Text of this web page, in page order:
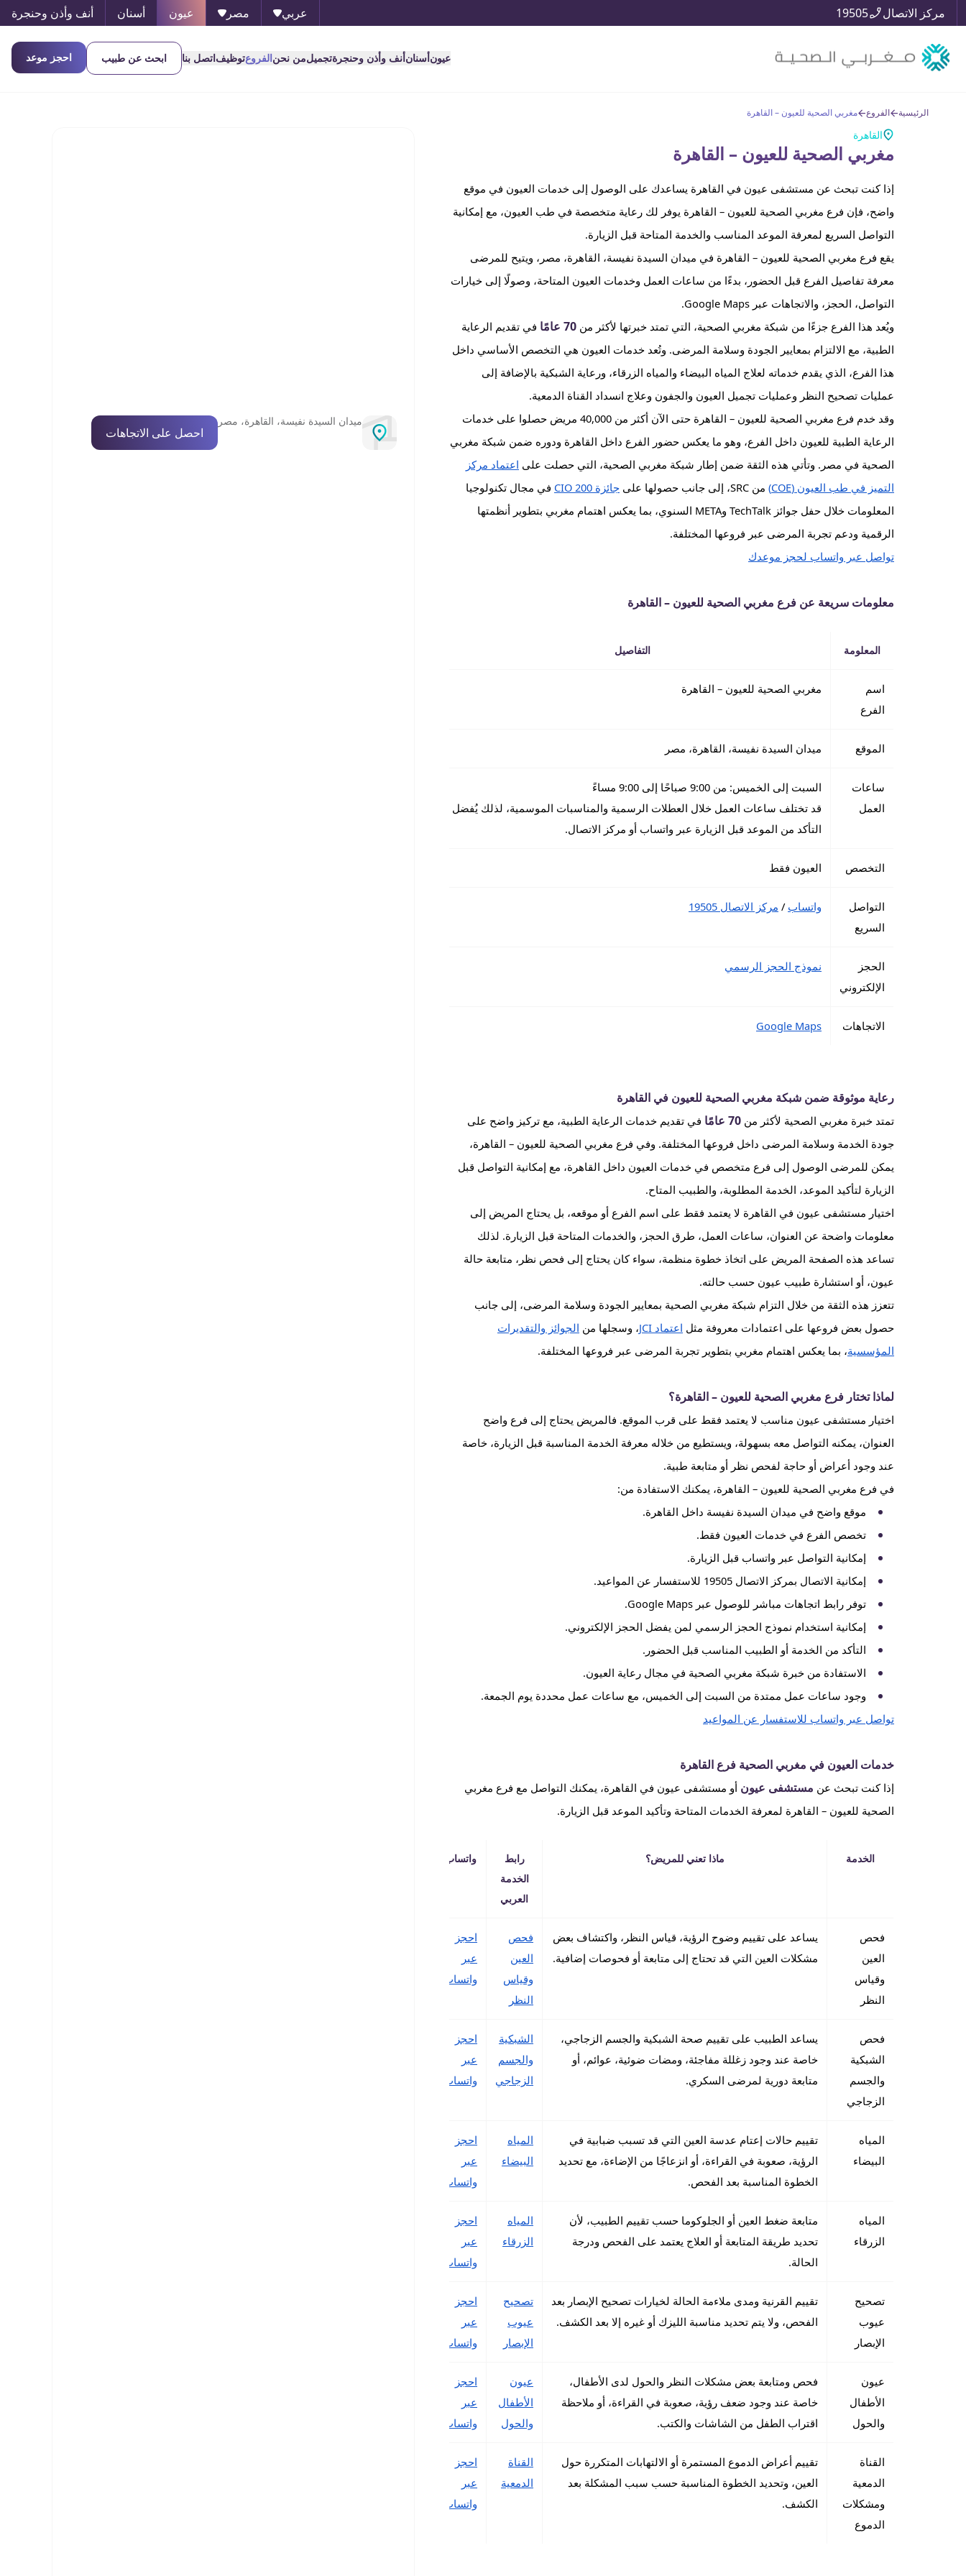
مركز الاتصال 19505 عربي مصر عيون أسنان أنف وأذن وحنجرة
عيونأسنانأنف وأذن وحنجرةتجميلمن نحنالفروعتوظيفاتصل بنا ابحث عن طبيب احجز موعد
الرئيسية الفروع مغربي الصحية للعيون – القاهرة
القاهرة
مغربي الصحية للعيون – القاهرة
إذا كنت تبحث عن مستشفى عيون في القاهرة يساعدك على الوصول إلى خدمات العيون في موقع
واضح، فإن فرع مغربي الصحية للعيون – القاهرة يوفر لك رعاية متخصصة في طب العيون، مع إمكانية
التواصل السريع لمعرفة الموعد المناسب والخدمة المتاحة قبل الزيارة.
يقع فرع مغربي الصحية للعيون – القاهرة في ميدان السيدة نفيسة، القاهرة، مصر، ويتيح للمرضى
معرفة تفاصيل الفرع قبل الحضور، بدءًا من ساعات العمل وخدمات العيون المتاحة، وصولًا إلى خيارات
التواصل، الحجز، والاتجاهات عبر Google Maps.
ويُعد هذا الفرع جزءًا من شبكة مغربي الصحية، التي تمتد خبرتها لأكثر من 70 عامًا
في تقديم الرعاية
الطبية، مع الالتزام بمعايير الجودة وسلامة المرضى. وتُعد خدمات العيون هي التخصص الأساسي داخل
هذا الفرع، الذي يقدم خدماته لعلاج المياه البيضاء والمياه الزرقاء، ورعاية الشبكية بالإضافة إلى
عمليات تصحيح النظر وعمليات تجميل العيون والجفون وعلاج انسداد القناة الدمعية.
وقد خدم فرع مغربي الصحية للعيون – القاهرة حتى الآن أكثر من 40,000 مريض حصلوا على خدمات
الرعاية الطبية للعيون داخل الفرع، وهو ما يعكس حضور الفرع داخل القاهرة ودوره ضمن شبكة مغربي
الصحية في مصر. وتأتي هذه الثقة ضمن إطار شبكة مغربي الصحية، التي حصلت على اعتماد مركز
التميز في طب العيون (COE)
من SRC، إلى جانب حصولها على جائزة CIO 200
في مجال تكنولوجيا
المعلومات خلال حفل جوائز TechTalk وMETA السنوي، بما يعكس اهتمام مغربي بتطوير أنظمتها
الرقمية ودعم تجربة المرضى عبر فروعها المختلفة.
تواصل عبر واتساب لحجز موعدك
معلومات سريعة عن فرع مغربي الصحية للعيون – القاهرة
المعلومة التفاصيل
اسم
الفرع
مغربي الصحية للعيون – القاهرة
الموقع ميدان السيدة نفيسة، القاهرة، مصر
ساعات
العمل
السبت إلى الخميس: من 9:00 صباحًا إلى 9:00 مساءً
قد تختلف ساعات العمل خلال العطلات الرسمية والمناسبات الموسمية، لذلك يُفضل
التأكد من الموعد قبل الزيارة عبر واتساب أو مركز الاتصال.
التخصص العيون فقط
التواصل
السريع
واتساب / مركز الاتصال 19505
الحجز
الإلكتروني
نموذج الحجز الرسمي
الاتجاهات Google Maps
رعاية موثوقة ضمن شبكة مغربي الصحية للعيون في القاهرة
تمتد خبرة مغربي الصحية لأكثر من
في تقديم خدمات الرعاية الطبية، مع تركيز واضح على
جودة الخدمة وسلامة المرضى داخل فروعها المختلفة. وفي فرع مغربي الصحية للعيون – القاهرة،
يمكن للمرضى الوصول إلى فرع متخصص في خدمات العيون داخل القاهرة، مع إمكانية التواصل قبل
الزيارة لتأكيد الموعد، الخدمة المطلوبة، والطبيب المتاح.
اختيار مستشفى عيون في القاهرة لا يعتمد فقط على اسم الفرع أو موقعه، بل يحتاج المريض إلى
معلومات واضحة عن العنوان، ساعات العمل، طرق الحجز، والخدمات المتاحة قبل الزيارة. لذلك
تساعد هذه الصفحة المريض على اتخاذ خطوة منظمة، سواء كان يحتاج إلى فحص نظر، متابعة حالة
عيون، أو استشارة طبيب عيون حسب حالته.
تتعزز هذه الثقة من خلال التزام شبكة مغربي الصحية بمعايير الجودة وسلامة المرضى، إلى جانب
حصول بعض فروعها على اعتمادات معروفة مثل اعتماد JCI ، وسجلها من الجوائز والتقديرات
المؤسسية، بما يعكس اهتمام مغربي بتطوير تجربة المرضى عبر فروعها المختلفة.
لماذا تختار فرع مغربي الصحية للعيون – القاهرة؟
اختيار مستشفى عيون مناسب لا يعتمد فقط على قرب الموقع. فالمريض يحتاج إلى فرع واضح
العنوان، يمكنه التواصل معه بسهولة، ويستطيع من خلاله معرفة الخدمة المناسبة قبل الزيارة، خاصة
عند وجود أعراض أو حاجة لفحص نظر أو متابعة طبية.
في فرع مغربي الصحية للعيون – القاهرة، يمكنك الاستفادة من:
موقع واضح في ميدان السيدة نفيسة داخل القاهرة.
تخصص الفرع في خدمات العيون فقط.
إمكانية التواصل عبر واتساب قبل الزيارة.
إمكانية الاتصال بمركز الاتصال 19505 للاستفسار عن المواعيد.
توفر رابط اتجاهات مباشر للوصول عبر Google Maps.
إمكانية استخدام نموذج الحجز الرسمي لمن يفضل الحجز الإلكتروني.
التأكد من الخدمة أو الطبيب المناسب قبل الحضور.
الاستفادة من خبرة شبكة مغربي الصحية في مجال رعاية العيون.
وجود ساعات عمل ممتدة من السبت إلى الخميس، مع ساعات عمل محددة يوم الجمعة.
تواصل عبر واتساب للاستفسار عن المواعيد
خدمات العيون في مغربي الصحية فرع القاهرة
إذا كنت تبحث عن مستشفى عيون أو مستشفى عيون في القاهرة، يمكنك التواصل مع فرع مغربي
الصحية للعيون – القاهرة لمعرفة الخدمات المتاحة وتأكيد الموعد قبل الزيارة.
الخدمة ماذا تعني للمريض؟
رابط
الخدمة
العربي
واتساب
فحص
العين
وقياس
النظر
يساعد على تقييم وضوح الرؤية، قياس النظر، واكتشاف بعض
مشكلات العين التي قد تحتاج إلى متابعة أو فحوصات إضافية.
فحص
العين
وقياس
النظر
احجز
عبر
واتساب
فحص
الشبكية
والجسم
الزجاجي
يساعد الطبيب على تقييم صحة الشبكية والجسم الزجاجي،
خاصة عند وجود زغللة مفاجئة، ومضات ضوئية، عوائم، أو
متابعة دورية لمرضى السكري.
الشبكية
والجسم
الزجاجي
احجز
عبر
واتساب
المياه
البيضاء
تقييم حالات إعتام عدسة العين التي قد تسبب ضبابية في
الرؤية، صعوبة في القراءة، أو انزعاجًا من الإضاءة، مع تحديد
الخطوة المناسبة بعد الفحص.
المياه
البيضاء
احجز
عبر
واتساب
المياه
الزرقاء
متابعة ضغط العين أو الجلوكوما حسب تقييم الطبيب، لأن
تحديد طريقة المتابعة أو العلاج يعتمد على الفحص ودرجة
الحالة.
المياه
الزرقاء
احجز
عبر
واتساب
تصحيح
عيوب
الإبصار
تقييم القرنية ومدى ملاءمة الحالة لخيارات تصحيح الإبصار بعد
الفحص، ولا يتم تحديد مناسبة الليزك أو غيره إلا بعد الكشف.
تصحيح
عيوب
الإبصار
احجز
عبر
واتساب
عيون
الأطفال
والحول
فحص ومتابعة بعض مشكلات النظر والحول لدى الأطفال،
خاصة عند وجود ضعف رؤية، صعوبة في القراءة، أو ملاحظة
اقتراب الطفل من الشاشات والكتب.
عيون
الأطفال
والحول
احجز
عبر
واتساب
القناة
الدمعية
ومشكلات
الدموع
تقييم أعراض الدموع المستمرة أو الالتهابات المتكررة حول
العين، وتحديد الخطوة المناسبة حسب سبب المشكلة بعد
الكشف.
القناة
الدمعية
احجز
عبر
واتساب
ميدان السيدة نفيسة، القاهرة، مصر
احصل على الاتجاهات